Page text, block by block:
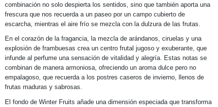
combinación no solo despierta los sentidos, sino que también aporta una
frescura que nos recuerda a un paseo por un campo cubierto de
escarcha, mientras el aire frío se mezcla con la dulzura de las frutas.
En el corazón de la fragancia, la mezcla de arándanos, ciruelas y una
explosión de frambuesas crea un centro frutal jugoso y exuberante, que
infunde al perfume una sensación de vitalidad y alegría. Estas notas se
combinan de manera armoniosa, ofreciendo un aroma dulce pero no
empalagoso, que recuerda a los postres caseros de invierno, llenos de
frutas maduras y sabrosas.
El fondo de Winter Fruits añade una dimensión especiada que transforma